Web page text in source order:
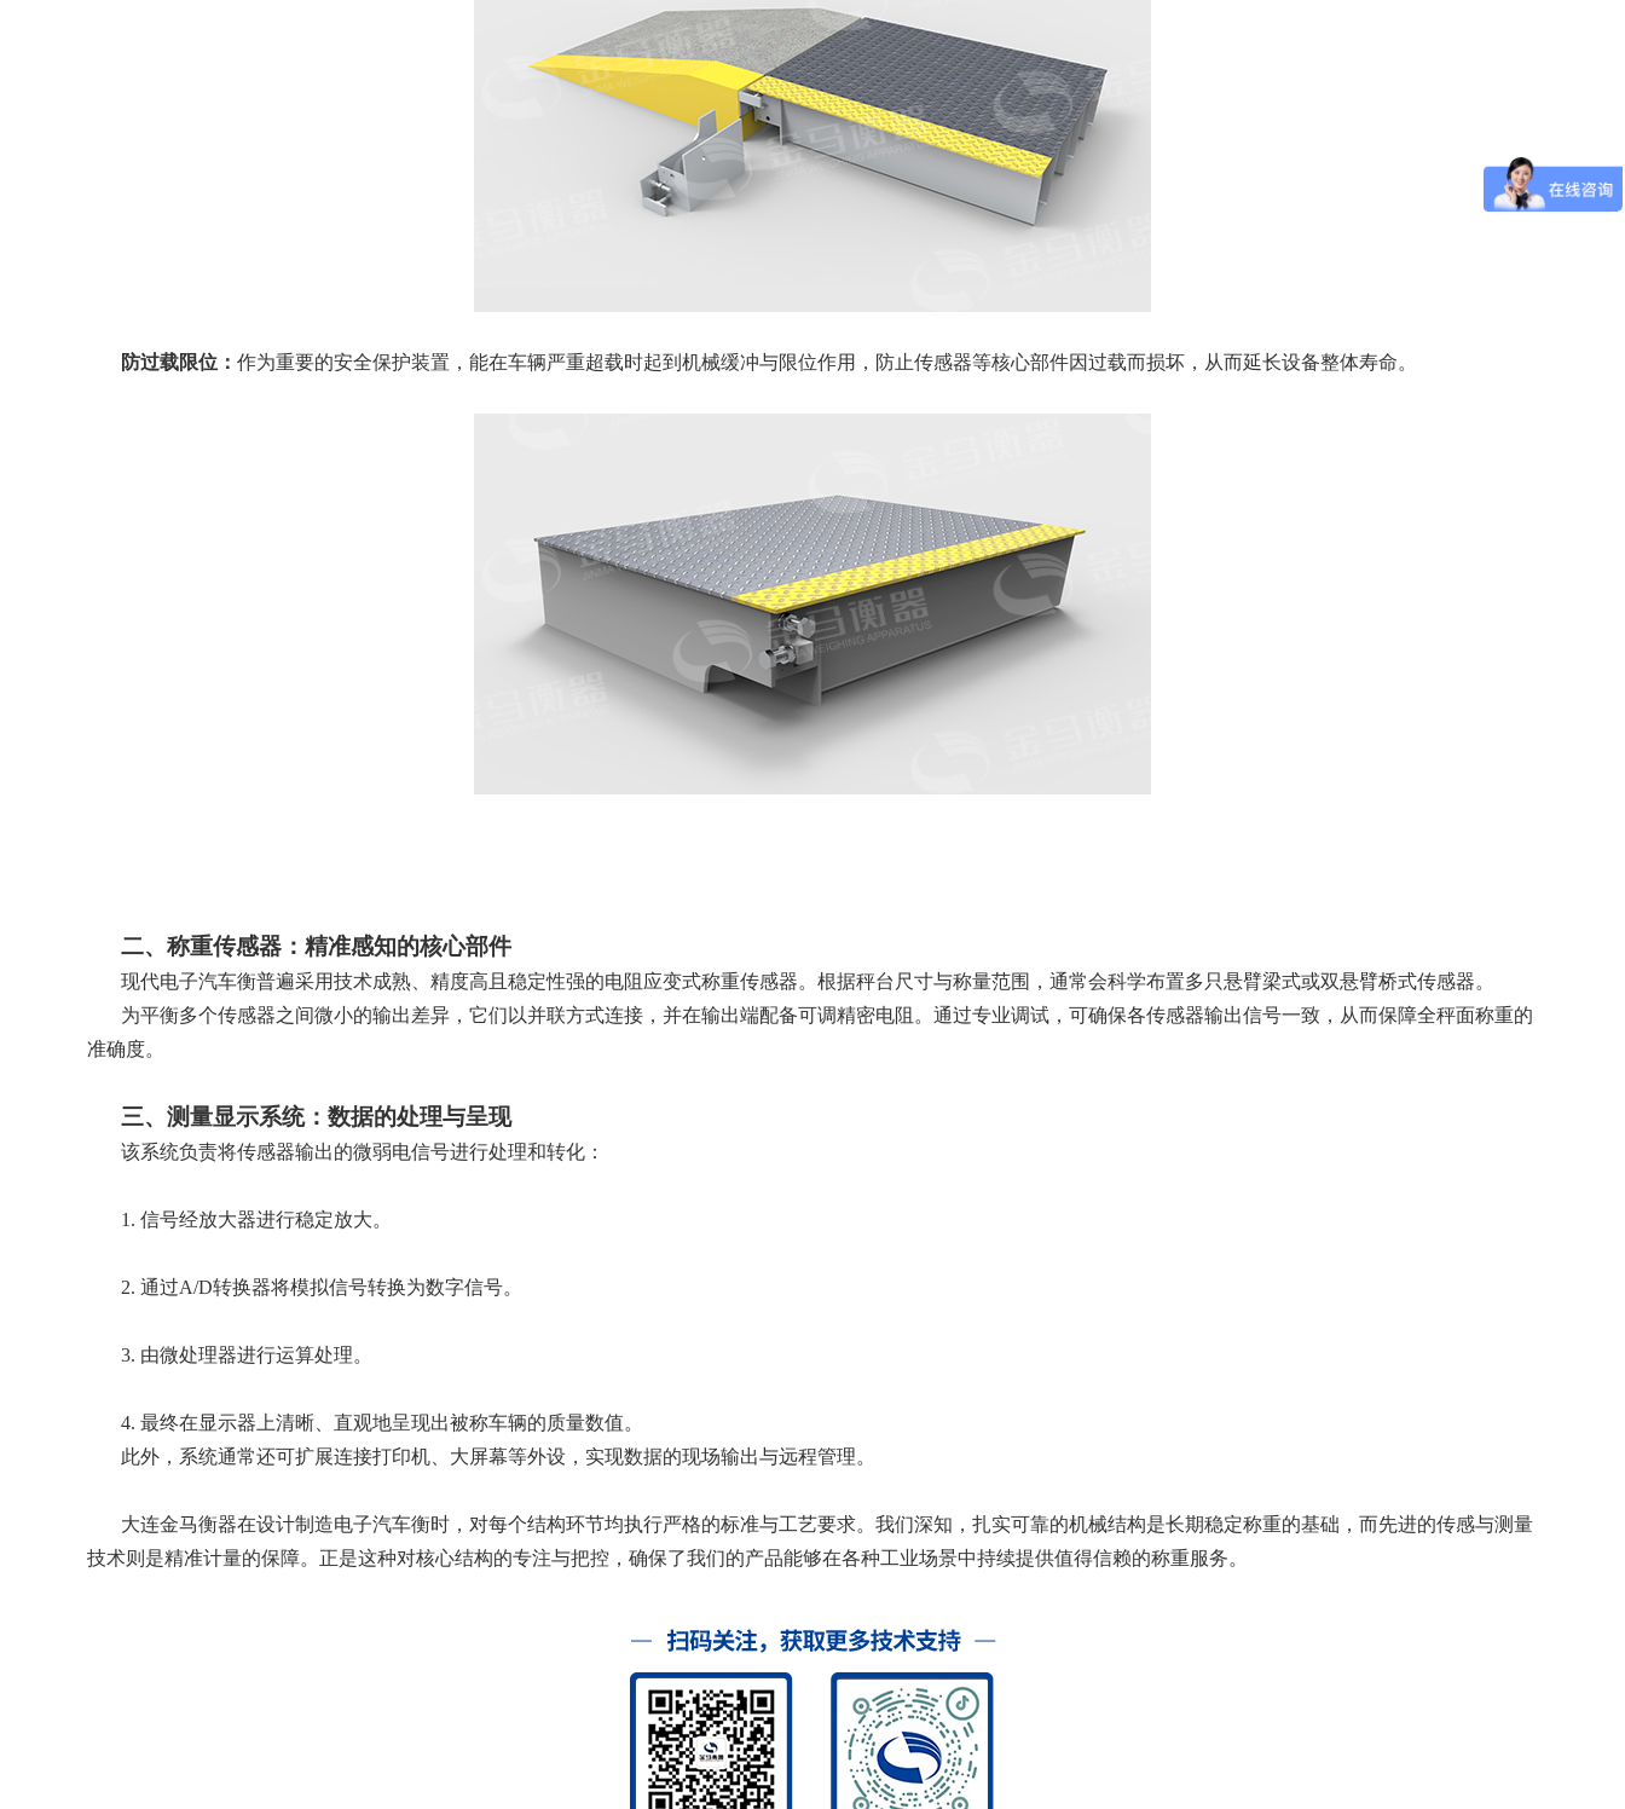
防过载限位： 作为重要的安全保护装置，能在车辆严重超载时起到机械缓冲与限位作用，防止传感器等核心部件因过载而损坏，从而延长设备整体寿命。
二、称重传感器：精准感知的核心部件
现代电子汽车衡普遍采用技术成熟、精度高且稳定性强的电阻应变式称重传感器。根据秤台尺寸与称量范围，通常会科学布置多只悬臂梁式或双悬臂桥式传感器。
为平衡多个传感器之间微小的输出差异，它们以并联方式连接，并在输出端配备可调精密电阻。通过专业调试，可确保各传感器输出信号一致，从而保障全秤面称重的
准确度。
三、测量显示系统：数据的处理与呈现
该系统负责将传感器输出的微弱电信号进行处理和转化：
1. 信号经放大器进行稳定放大。
2. 通过A/D转换器将模拟信号转换为数字信号。
3. 由微处理器进行运算处理。
4. 最终在显示器上清晰、直观地呈现出被称车辆的质量数值。
此外，系统通常还可扩展连接打印机、大屏幕等外设，实现数据的现场输出与远程管理。
大连金马衡器在设计制造电子汽车衡时，对每个结构环节均执行严格的标准与工艺要求。我们深知，扎实可靠的机械结构是长期稳定称重的基础，而先进的传感与测量
技术则是精准计量的保障。正是这种对核心结构的专注与把控，确保了我们的产品能够在各种工业场景中持续提供值得信赖的称重服务。